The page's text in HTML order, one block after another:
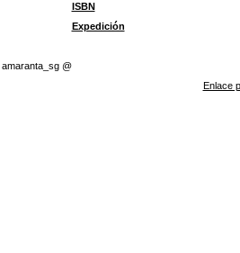
ISBN
Expedición
@
Enlace